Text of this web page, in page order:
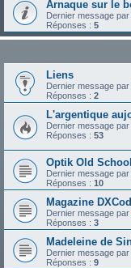
Arnaque sur le
Dernier message par
Réponses : 5
Liens
Dernier message par
Réponses : 2
L'argentique
Dernier message par
Réponses : 53
Optik Old
Dernier message par
Réponses : 10
Magazine
Dernier message par
Réponses : 3
Madeleine de
Dernier message par
Réponses : 9